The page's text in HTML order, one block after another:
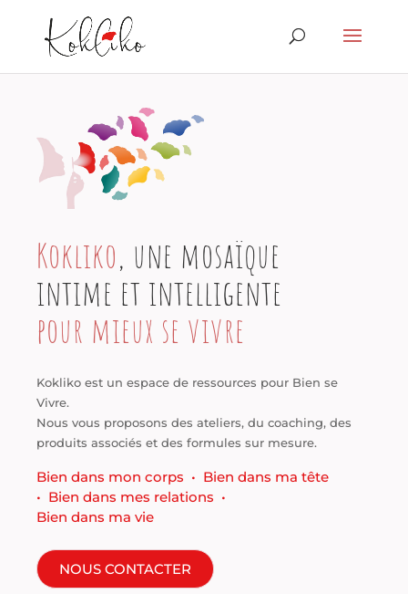
Kokliko, une mosaïque
intime et intelligente
pour mieux se vivre
Kokliko est un espace de ressources pour Bien se
Vivre.
Nous vous proposons des ateliers, du coaching, des
produits associés et des formules sur mesure.
Bien dans mon corps • Bien dans ma tête
• Bien dans mes relations •
Bien dans ma vie
NOUS CONTACTER